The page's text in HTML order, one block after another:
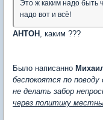
Это ж каким надо быть
надо вот и всё!
AHTOH , каким ???
Было написанно
беспокоятся по
не делать забор
через политику